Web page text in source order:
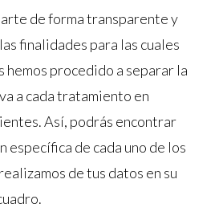
de forma transparente y
finalidades para las cuales
hemos procedido a separar la
a cada tratamiento en
Así, podrás encontrar
específica de cada uno de los
de tus datos en su